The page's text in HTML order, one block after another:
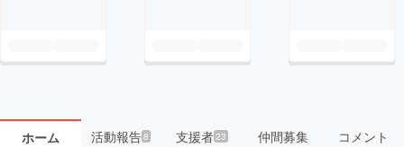
ホーム 活動報告8 支援者23 仲間募集 コメント